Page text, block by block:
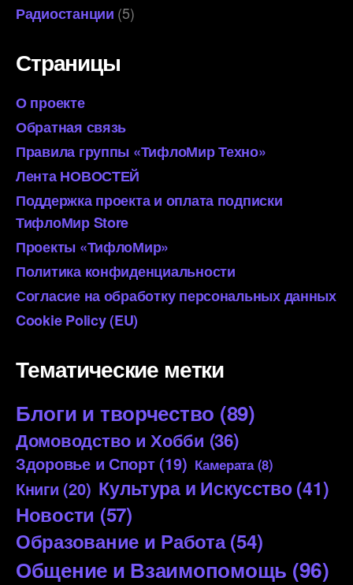
Радиостанции (5)
Страницы
О проекте
Обратная связь
Правила группы «ТифлоМир Техно»
Лента НОВОСТЕЙ
Поддержка проекта и оплата подписки
ТифлоМир Store
Проекты «ТифлоМир»
Политика конфиденциальности
Согласие на обработку персональных данных
Cookie Policy (EU)
Тематические метки
Блоги и творчество (89)
Домоводство и Хобби (36)
Здоровье и Спорт(19) Камерата(8)
Книги (20) Культура и Искусство(41)
Новости (57)
Образование и Работа(54)
Общение и Взаимопомощь (96)